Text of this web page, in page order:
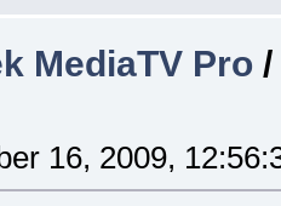
MediaTV Pro
16, 2009,